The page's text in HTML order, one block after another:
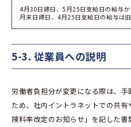
4月30日締日、5月25日支給日の給与
月末日締日、4月25日支給日の給与は旧
5-3. 従業員への説明
労働者負担分が変更になる際は、手
ため、社内イントラネットでの共
険料率改定のお知らせ」を記した